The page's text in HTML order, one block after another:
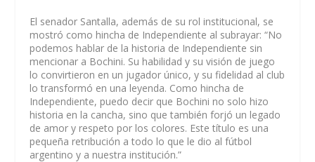
El senador Santalla, además de su rol institucional, se
mostró como hincha de Independiente al subrayar: “No
podemos hablar de la historia de Independiente sin
mencionar a Bochini. Su habilidad y su visión de juego
lo convirtieron en un jugador único, y su fidelidad al club
lo transformó en una leyenda. Como hincha de
Independiente, puedo decir que Bochini no solo hizo
historia en la cancha, sino que también forjó un legado
de amor y respeto por los colores. Este título es una
pequeña retribución a todo lo que le dio al fútbol
argentino y a nuestra institución.”